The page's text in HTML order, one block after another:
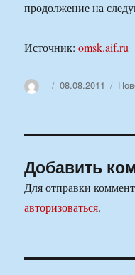
продолжение на
Источник:omsk.aif.ru
АвторОпубликовано
08.08.2011
Добавить
Для отправки
авторизоваться.